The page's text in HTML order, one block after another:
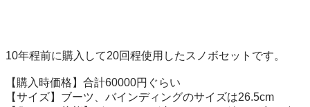
10年程前に購入して20回程使用したスノボセットです。
【購入時価格】合計60000円ぐらい
【サイズ】ブーツ、バインディングのサイズは26.5cm